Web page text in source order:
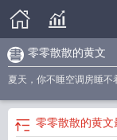
零零散散的黄文
夏天，你不睡空调房睡不
零零散散的黄文